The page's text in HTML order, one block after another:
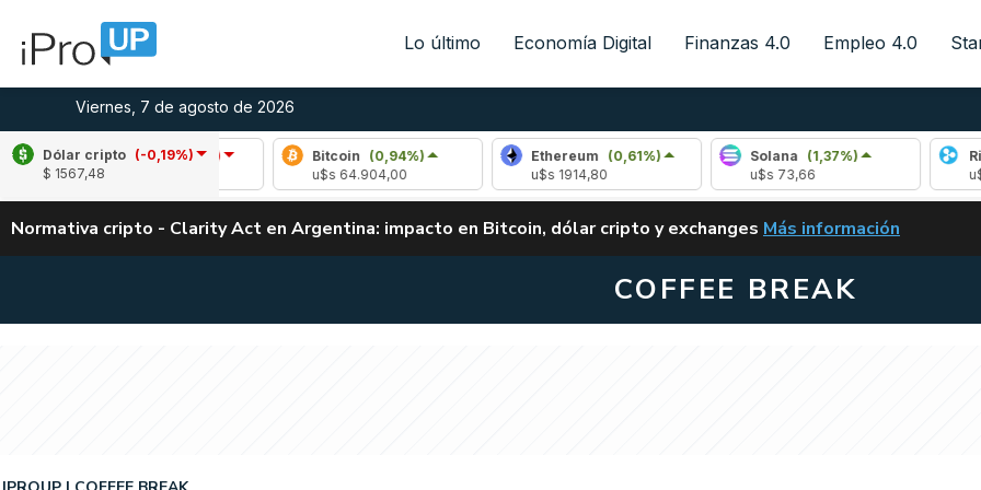
Lo último Economía Digital Finanzas 4.0 Empleo 4.0
Viernes, 7 de agosto de 2026
Dólar cripto (-0,19%)
$ 1567,48
Bitcoin (0,94%)
u$s 64.904,00
Ethereum (0,61%)
u$s 1914,80
Solana (1,37%)
Ripple (-
Normativa cripto - Clarity Act en Argentina: impacto en Bitcoin, dólar cripto y exchanges CLARITY ACT EN
Más información
COFFEE BREAK